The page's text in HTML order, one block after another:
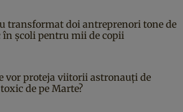
transformat doi antreprenori tone de
în școli pentru mii de copii
vor proteja viitorii astronauți de
de pe Marte?